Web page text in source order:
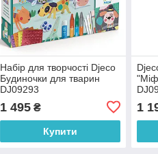
Набір для творчості Djeco
Будиночки для тварин
DJ09293
1 495₴
Купити
1